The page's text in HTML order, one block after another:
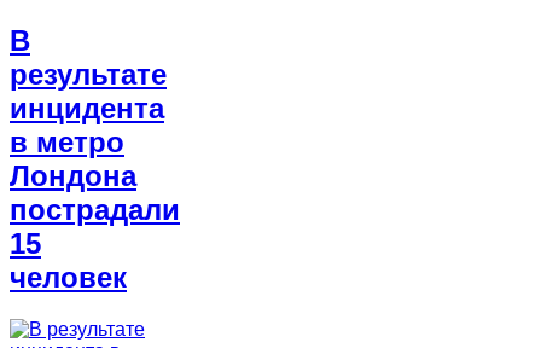
В
результате
инцидента
в метро
Лондона
пострадали
15
человек